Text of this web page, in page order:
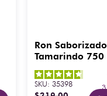
Ron
Tamarindo 750
3
SKU: 35398